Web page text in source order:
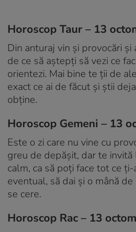
Horoscop Taur – 13
Din anturaj vin și provocări și
de ce să aștepți să vezi ce
orientezi. Mai bine te ții de
exact ce ai de făcut și știi
obține.
Horoscop Gemeni – 13
Este o zi care nu vine cu
greu de depășit, dar te invită
calm, ca să poți face tot ce
eventual, să dai și o mână
se cere.
Horoscop Rac – 13